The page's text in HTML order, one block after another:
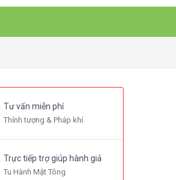
Tư vấn miễn phí
Thỉnh tượng & Pháp khí
Trực tiếp trợ giúp hành giả
Tu Hành Mật Tông